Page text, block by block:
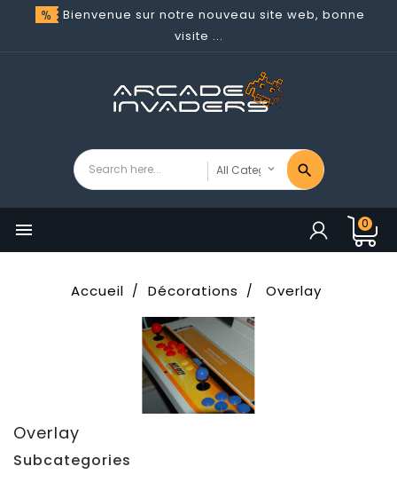
Bienvenue sur notre nouveau site web, bonne
visite ...
 0
Accueil Décorations Overlay
Overlay
Subcategories